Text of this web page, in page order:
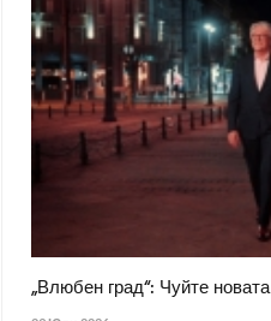
„Влюбен град“: Чуйте